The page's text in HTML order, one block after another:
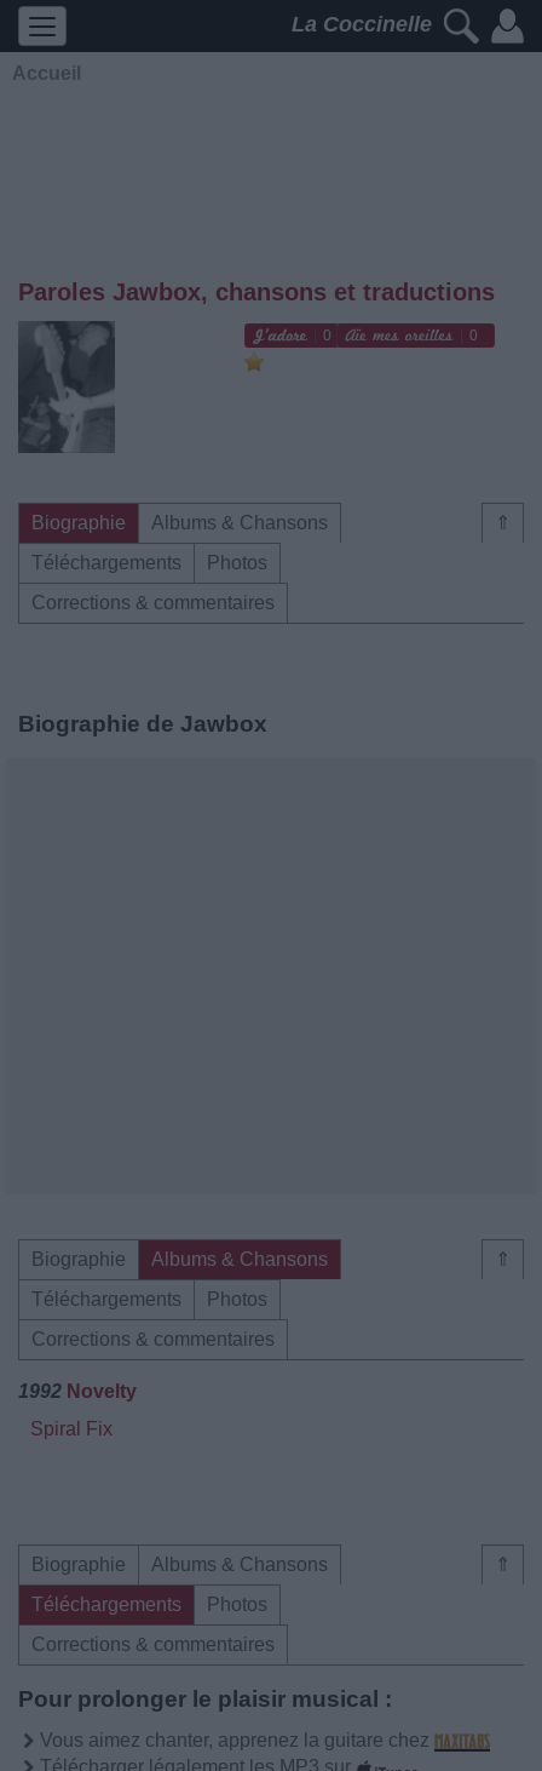
La Coccinelle
Accueil
Paroles Jawbox, chansons et traductions
0 0
⇑
Biographie
Albums & Chansons
Téléchargements
Photos
Corrections & commentaires
Biographie de Jawbox
⇑
Biographie
Albums & Chansons
Téléchargements
Photos
Corrections & commentaires
1992 Novelty
Spiral Fix
⇑
Biographie
Albums & Chansons
Téléchargements
Photos
Corrections & commentaires
Pour prolonger le plaisir musical :
Vous aimez chanter, apprenez la guitare chez